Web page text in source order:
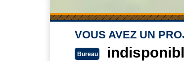
VOUS AVEZ UN
Bureau